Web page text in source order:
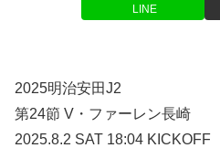
LINE
2025明治安田J2
第24節 V・ファーレン長崎
2025.8.2 SAT 18:04 KICKOFF